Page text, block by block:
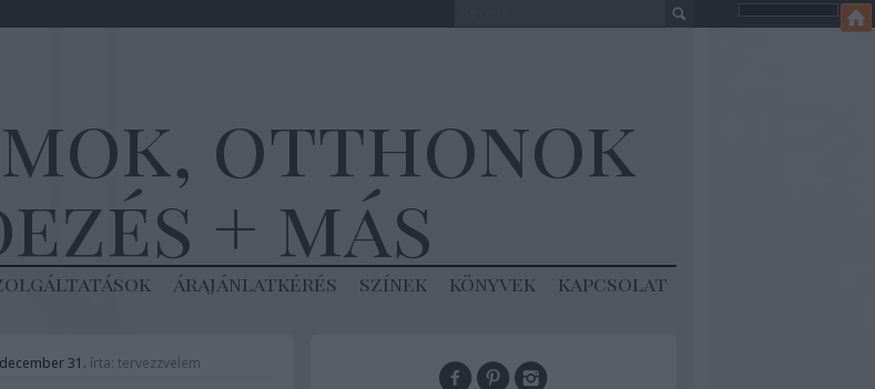
otthonok
+ más
árajánlatkérés színek könyvek kapcsolat
31. írta: tervezzvelem